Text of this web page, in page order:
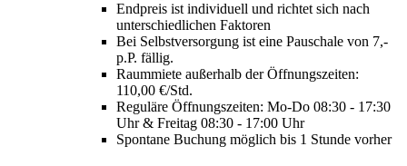
Endpreis ist individuell und richtet sich nach
unterschiedlichen Faktoren
Bei Selbstversorgung ist eine Pauschale von 7,-
p.P. fällig.
Raummiete außerhalb der Öffnungszeiten:
110,00 €/Std.
Reguläre Öffnungszeiten: Mo-Do 08:30 - 17:30
Uhr & Freitag 08:30 - 17:00 Uhr
Spontane Buchung möglich bis 1 Stunde vorher